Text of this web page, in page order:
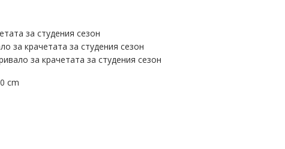
за студения сезон
за крачетата за студения сезон
за крачетата за студения сезон
cm